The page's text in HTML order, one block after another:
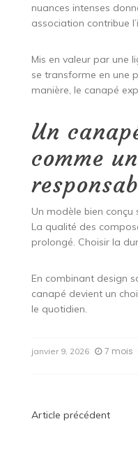
nuances intenses
association contribue
Mis en valeur par une
se transforme en une
manière, le canapé
Un
comme
Un modèle bien
La qualité des
prolongé. Choisir la
En combinant design
canapé devient un
le quotidien.
janvier 9, 2026 7 mois
Navigation
Article précédent